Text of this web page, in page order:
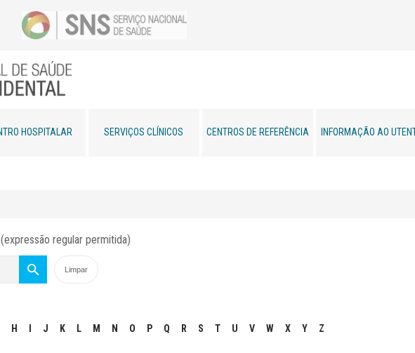
HOSPITALAR SERVIÇOS CLÍNICOS CENTROS DE REFERÊNCIA INFORMAÇÃO AO
regular permitida)
H J K L M N O P Q R S T U V W X Y Z